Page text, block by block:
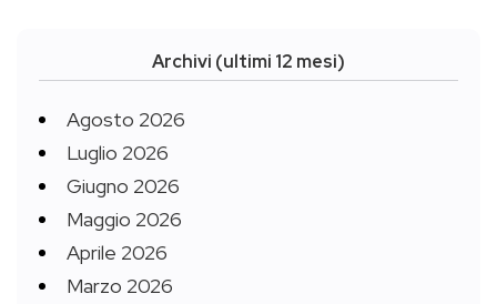
Archivi (ultimi 12 mesi)
Agosto 2026
Luglio 2026
Giugno 2026
Maggio 2026
Aprile 2026
Marzo 2026